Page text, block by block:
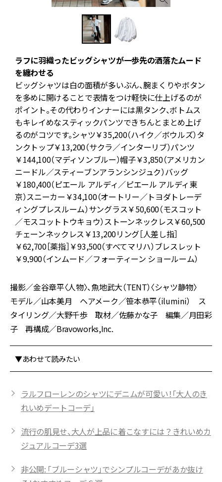
ラフに羽織ったビッグシャツが一歩先の洒落たムード
を纏わせる
ビッグシャツは白の面積が多いぶん、腕まくりやボタン
を多めに開けることで表情をつけ軽快に仕上げるのが
ポイント。その代わりインナーには黒タンク、ボトムス
もキレイめなスティックパンツできちんとまとめ上げ
るのがコツです。シャツ￥35,200（ハイク／ボウルズ）タ
ンクトップ￥13,200（サクラ／インターリブ）パンツ
￥144,100（マディソンブルー）帽子￥3,850（アメリカン
ニードル／スティーブンアランシンジュク）バッグ
￥180,400（ピエール アルディ／ピエール アルディ東
京）スニーカー￥34,100（オートリー／トヨダトレーデ
ィングプレスルーム）サングラス￥50,600（モスコット
／モスコットトウキョウ）ストーンネックレス￥60,500
チェーンネックレス￥13,200リング［人差し指］
￥62,700［薬指］￥93,500（すべてマリハ）ブレスレット
￥9,900（インムード／フォーティーン ショールーム）
撮影／金谷章平〈人物〉、魚地武大（TENT）〈シャツ静物〉
モデル／山本美月 ヘアメーク／笹本恭平（ilumini） ス
タイリング／大野千歩 取材／佐藤かな子 編集／月田彩
子 再構成／Bravoworks,Inc.
▼あわせて読みたい
ラルフローレンのシャツにデニムが可愛い！「大人のき
れいめデートコーデ」
流行の肌見せ、大人が上品に着こなすには？きれいめカ
ジュアルコーデ3選
非公開: 「ブルーシャツ」でシンプルコーデがあか抜け